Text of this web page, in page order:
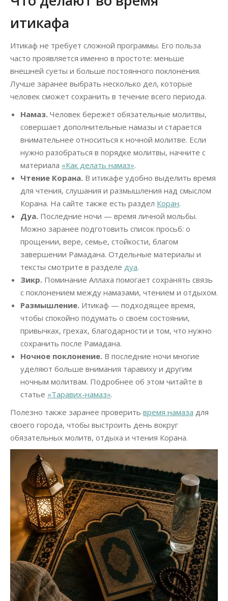
итикафа
Итикаф не требует сложной программы. Его польза
часто проявляется именно в простоте: меньше
внешней суеты и больше постоянного поклонения.
Лучше заранее выбрать несколько дел, которые
человек сможет сохранить в течение всего периода.
Намаз. Человек бережёт обязательные молитвы,
совершает дополнительные намазы и старается
внимательнее относиться к ночной молитве. Если
нужно разобраться в порядке молитвы, начните с
материала «Как делать намаз».
Чтение Корана. В итикафе удобно выделить время
для чтения, слушания и размышления над смыслом
Корана. На сайте также есть раздел Коран.
Дуа. Последние ночи — время личной мольбы.
Можно заранее подготовить список просьб: о
прощении, вере, семье, стойкости, благом
завершении Рамадана. Отдельные материалы и
тексты смотрите в разделе дуа.
Зикр. Поминание Аллаха помогает сохранять связь
с поклонением между намазами, чтением и отдыхом.
Размышление. Итикаф — подходящее время,
чтобы спокойно подумать о своём состоянии,
привычках, грехах, благодарности и том, что нужно
сохранить после Рамадана.
Ночное поклонение. В последние ночи многие
уделяют больше внимания таравиху и другим
ночным молитвам. Подробнее об этом читайте в
статье «Таравих-намаз».
Полезно также заранее проверить время намаза для
своего города, чтобы выстроить день вокруг
обязательных молитв, отдыха и чтения Корана.